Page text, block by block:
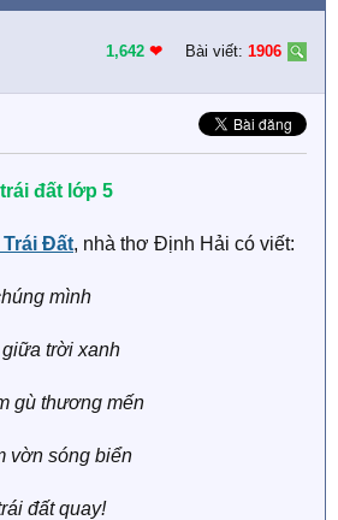
1,642 ❤︎ Bài viết: 1906
đất lớp 5
Trái Đất, nhà thơ Định Hải có viết:
mình
trời xanh
gù thương mến
vờn sóng biển
đất quay!